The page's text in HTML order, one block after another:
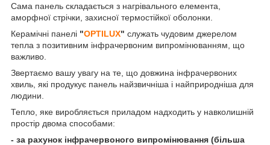
Сама панель складається з нагрівального елемента,
аморфної стрічки, захисної термостійкої оболонки.
Керамічні панелі "OPTILUX" служать чудовим джерелом
тепла з позитивним інфрачервоним випромінюванням, що
важливо.
Звертаємо вашу увагу на те, що довжина інфрачервоних
хвиль, які продукує панель найзвичніша і найприродніша для
людини.
Тепло, яке виробляється приладом надходить у навколишній
простір двома способами:
- за рахунок інфрачервоного випромінювання (більша